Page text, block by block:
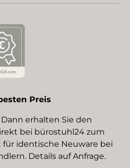
Preis
erhalten Sie den
bei bürostuhl24 zum
für identische Neuware bei
Details auf Anfrage.